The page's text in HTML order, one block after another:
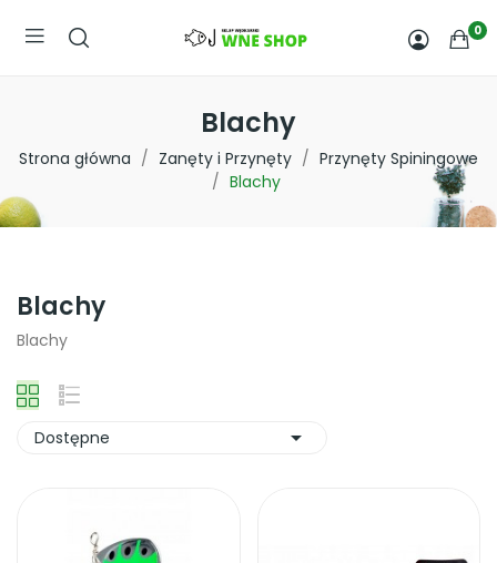
0
Blachy
Strona główna Zanęty i Przynęty
Przynęty Spiningowe
Blachy
Blachy
Blachy
Dostępne 